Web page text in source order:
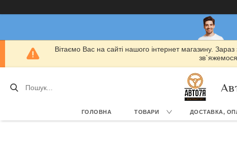
Вітаємо Вас на сайті нашого інтернет магазину.
ГОЛОВНА ТОВАРИ ДОСТАВКА,